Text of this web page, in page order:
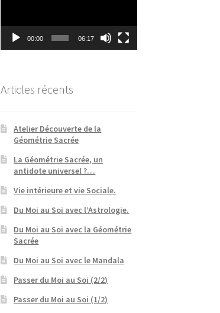
00:00 06:17
Articles récents
Atelier Découverte de la
Géométrie Sacrée
La Géométrie Sacrée, un
antidote universel ?…
Vie intérieure et vie Sociale.
Du Moi au Soi avec l’Astrologie.
Du Moi au Soi avec la Géométrie
Sacrée
Du Moi au Soi avec le Mandala
Passer du Moi au Soi (2/2)
Passer du Moi au Soi (1/2)